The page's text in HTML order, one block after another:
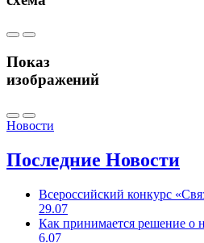
Показ
изображений
Новости
Последние Новости
Всероссийский конкурс
29.07
Как принимается решение о
6.07